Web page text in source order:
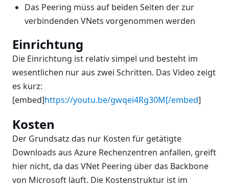
Das Peering müss auf beiden Seiten der zur
verbindenden VNets vorgenommen werden
Einrichtung
Die Einrichtung ist relativ simpel und besteht im
wesentlichen nur aus zwei Schritten. Das Video zeigt
es kurz:
[embed]https://youtu.be/gwqei4Rg30M[/embed]
Kosten
Der Grundsatz das nur Kosten für getätigte
Downloads aus Azure Rechenzentren anfallen, greift
hier nicht, da das VNet Peering über das Backbone
von Microsoft läuft. Die Kostenstruktur ist im